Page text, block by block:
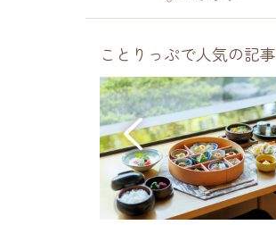
ことりっぷで人気の記事